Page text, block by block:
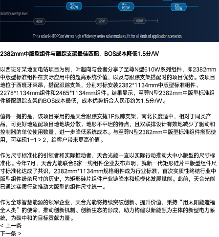
2382mm中版型组件与跟踪支架最佳匹配， BOS成本降低1.5分/W
以西班牙某地面电站项目为例，叶超向与会者分享了至尊N型610W系列组件，即2382mm
中版型标准组件在实际应用中的超高系统价值，以及与跟踪支架搭配时的项目优势。该项目
地位于西班牙莱昂，搭配跟踪支架，分别对标安装2382*1134mm中版型标准组件、
2278*1134mm组件和2465*1134mm组件。结果显示，至尊N型2382mm中版型标准组
件搭配跟踪支架的BOS成本最低，成本优势折合人民币约为1.5分/W。
值得一提的是，该项目采用的是天合跟踪安捷1P跟踪支架，南北长度适中，相对于同类产
品，可更好地适配项目地地块分散、地形不平坦的特点，且双联排设计有效地减少了驱动和
控制器的单位使用数量，进一步降低系统成本。与至尊N型2382mm中版型标准组件搭配使
用，可实现1+1＞2，给客户带来更高价值。
作为尺寸标准化的引领者和实际推动者，天合光能一直以实际行动推动大中小版型的尺寸标
准化。今年7月，天合光能联合8家一线组件企业发布声明，就新一代矩形硅片中版型组件尺
寸标准化达成了共识，2382mm*1134mm规格组件成为行业标准，首次实质性终结行业中
版型组件纷杂尺寸的历史，为矩形硅片组件产业链降本和规模化发展赋能。此前，天合光能
已通过实质行动推动大版型的组件尺寸统一。
作为全球智慧能源的领军企业，天合光能将持续突破创新、提升价值，秉持“用太阳能造福
全人类”的使命，推动创新机制、创新生态的形成，助力构建以新能源为主体的新型电力系
统，为碳中和的目标贡献力量。
< 上一条
下一条 >